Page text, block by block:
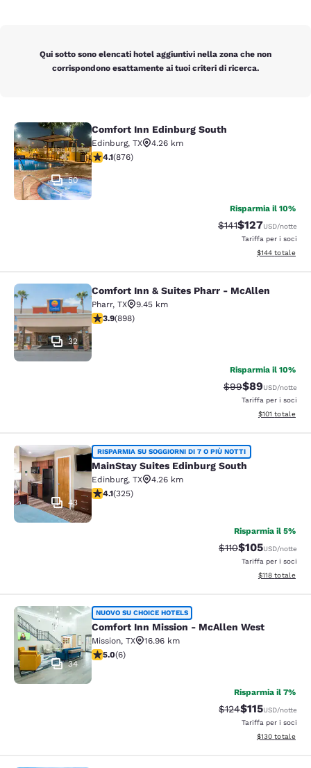
Qui sotto sono elencati hotel aggiuntivi nella zona che non
corrispondono esattamente ai tuoi criteri di ricerca.
Comfort Inn Edinburg South
50
Comfort Inn Edinburg South
Edinburg, TX
4.26 km
Valutazione di 4.12 stelle. Molto buono. 876 recensioni
4.1(876)
Risparmia il 10%
Tariffa di
$141Tariffa
$127USD/notte
Tariffa per i soci
Visualizza i
$144 totale
Comfort Inn & Suites Pharr -
32
Comfort Inn & Suites Pharr - McAllen
Pharr, TX
9.45 km
Valutazione di 3.92 stelle. Buono. 898 recensioni
3.9(898)
Risparmia il 10%
Tariffa di
$99Tariffa
$89USD/notte
Tariffa per i soci
Visualizza i
$101 totale
MainStay Suites Edinburg South
43
RISPARMIA SU SOGGIORNI DI 7 O PIÙ NOTTI
MainStay Suites Edinburg South
Edinburg, TX
4.26 km
Valutazione di 4.1 stelle. Molto buono. 325 recensioni
4.1(325)
Risparmia il 5%
Tariffa di
$110Tariffa
$105USD/notte
Tariffa per i soci
Visualizza i
$118 totale
Comfort Inn Mission - McAllen
34
NUOVO SU CHOICE HOTELS
Comfort Inn Mission - McAllen West
Mission, TX
16.96 km
Valutazione di 5 stelle. Eccezionale. 6 recensioni
5.0(6)
Risparmia il 7%
Tariffa di
$124Tariffa
$115USD/notte
Tariffa per i soci
Visualizza i
$130 totale